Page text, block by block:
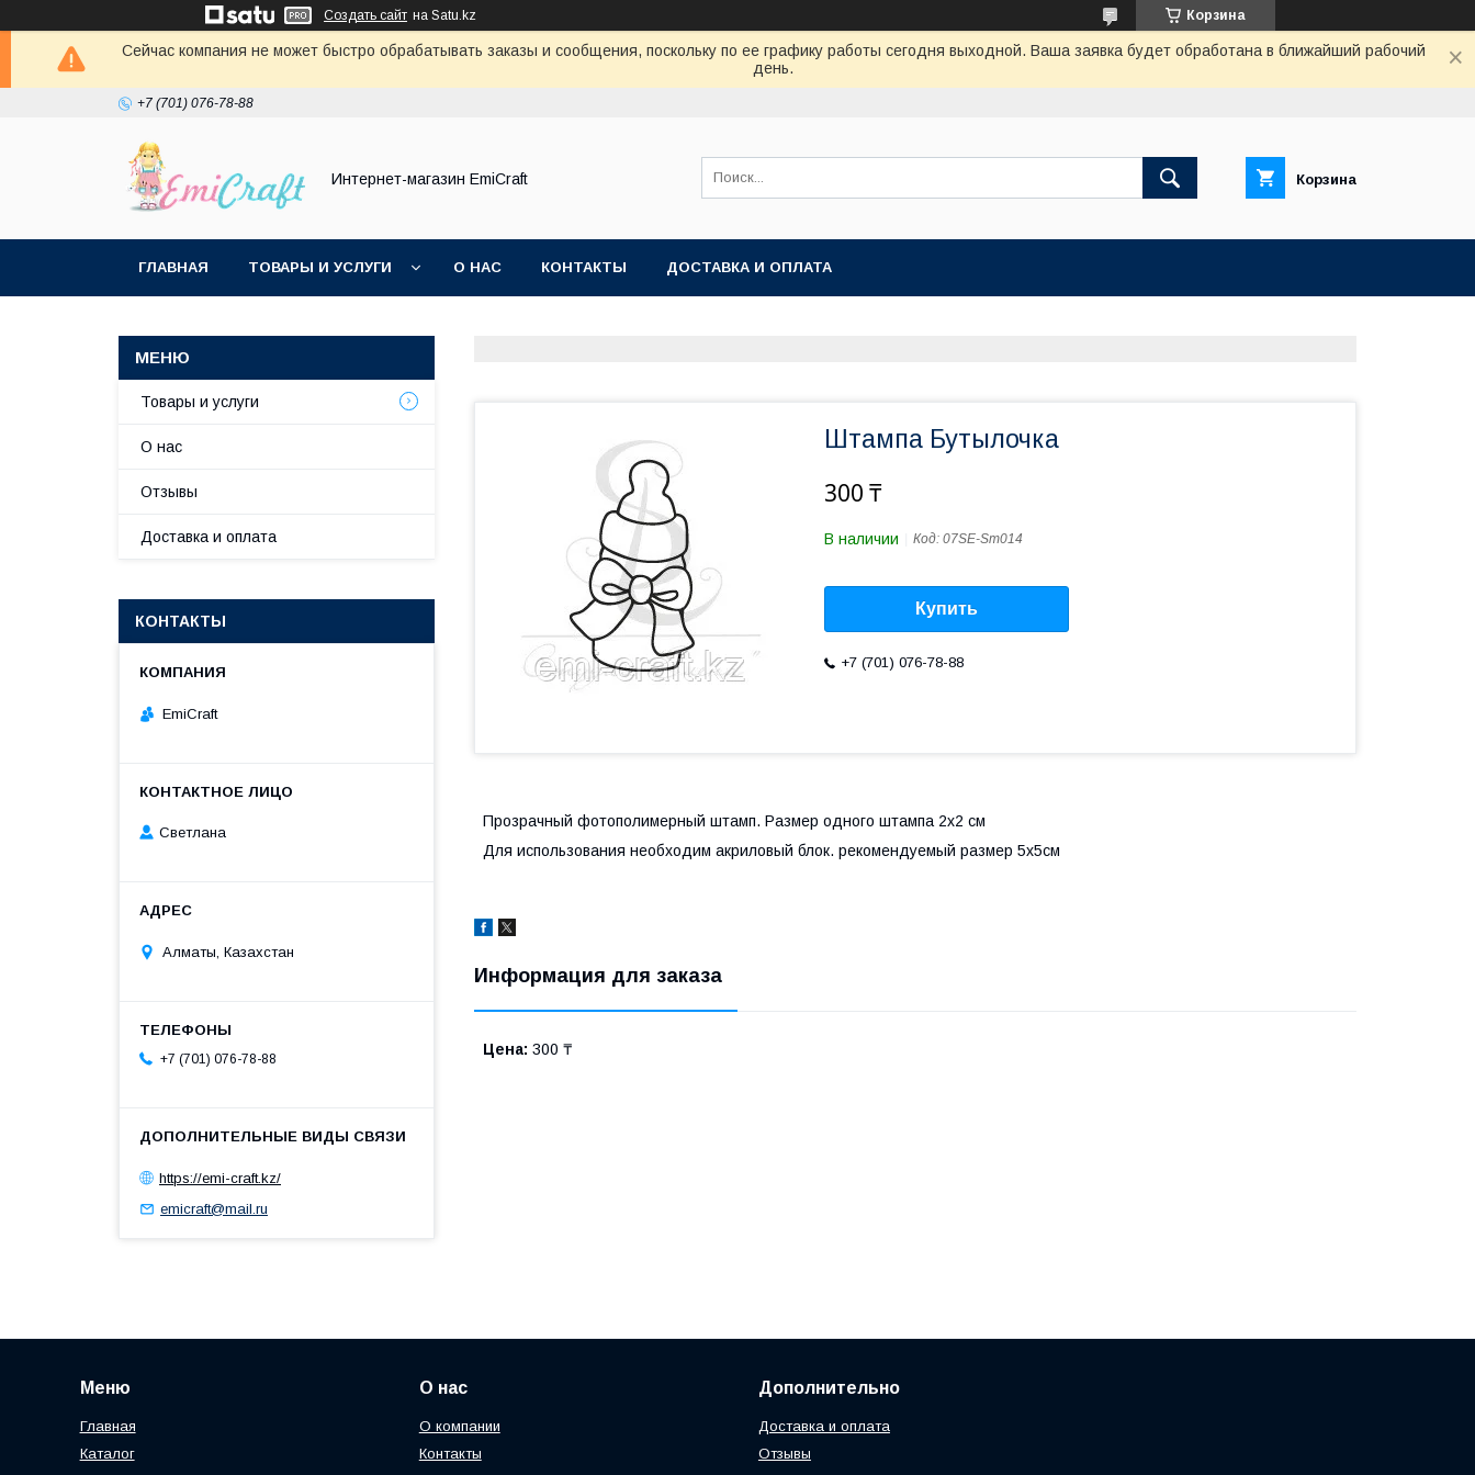
Создать сайт на Satu.kz Корзина
Сейчас компания не может быстро обрабатывать заказы и сообщения, поскольку по ее графику работы сегодня выходной. Ваша заявка будет обработана в ближайший рабочий
день.
+7 (701) 076-78-88
Интернет-магазин EmiCraft Корзина
ГЛАВНАЯ ТОВАРЫ И УСЛУГИ О НАС КОНТАКТЫ ДОСТАВКА И ОПЛАТА
Штампа Бутылочка
300 ₸
В наличии Код: 07SE-Sm014
Купить
+7 (701) 076-78-88
Прозрачный фотополимерный штамп. Размер одного штампа 2х2 см
Для использования необходим акриловый блок. рекомендуемый размер 5х5см
Информация для заказа
Цена: 300 ₸
Товары и услуги
О нас
Отзывы
Доставка и оплата
КОНТАКТЫ
EmiCraft
Светлана
Алматы, Казахстан
+7 (701) 076-78-88
https://emi-craft.kz/
emicraft@mail.ru
Меню
Главная
Каталог
О нас
О компании
Контакты
Дополнительно
Доставка и оплата
Отзывы